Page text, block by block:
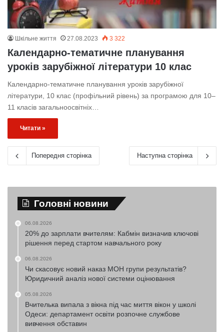
Шкільне життя 27.08.2023 3 322
Календарно-тематичне планування
уроків зарубіжної літератури 10 клас
Календарно-тематичне планування уроків зарубіжної
літератури, 10 клас (профільний рівень) за програмою для 10–
11 класів загальноосвітніх…
Читати »
Попередня сторінка Наступна сторінка
Головні новини
06.08.2026
20% до зарплати вчителям: Кабмін визначив ключові
рішення перед стартом навчального року
06.08.2026
Чи скасовує новий наказ МОН групи результатів?
Юридичний аналіз нової системи оцінювання
05.08.2026
Вчителька випала з вікна під час миття вікон у школі
Одеси: департамент освіти розпочне службове
вивчення обставин